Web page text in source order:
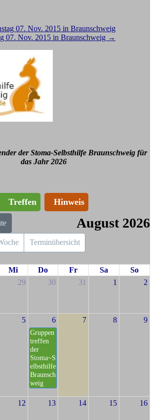
07. Nov. 2015 in Braunschweig
07. Nov. 2015 in Braunschweig →
der Stoma-Selbsthilfe Braunschweig für
das Jahr 2026
Treffen Hinweis
August 2026
Terminübersicht
Mi Do Fr Sa
So
29 30 31 1 2
5 6
Gruppen
treffen
der
Stoma~S
elbsthilfe
Braunsch
weig
7 8 9
12 13 14 15 16